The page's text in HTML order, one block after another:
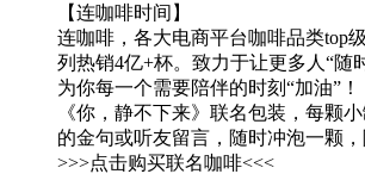
【连咖啡时间】
连咖啡，各大电商平台咖啡品类top
列热销4亿+杯。致力于让更多人“随
为你每一个需要陪伴的时刻“加油”！
《你，静不下来》联名包装，每颗
的金句或听友留言，随时冲泡一颗，
>>>点击购买联名咖啡<<<